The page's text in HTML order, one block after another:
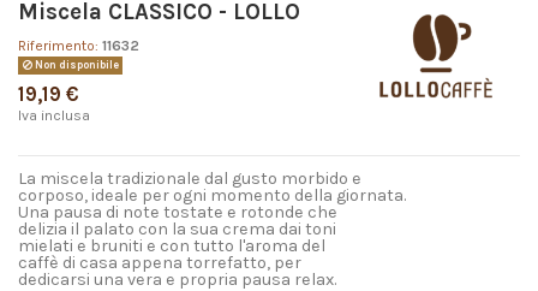
Miscela CLASSICO - LOLLO
Riferimento: 11632
Non disponibile
19,19 €
Iva inclusa
La miscela tradizionale dal gusto morbido e
corposo, ideale per ogni momento della giornata.
Una pausa di note tostate e rotonde che
delizia il palato con la sua crema dai toni
mielati e bruniti e con tutto l'aroma del
caffè di casa appena torrefatto, per
dedicarsi una vera e propria pausa relax.